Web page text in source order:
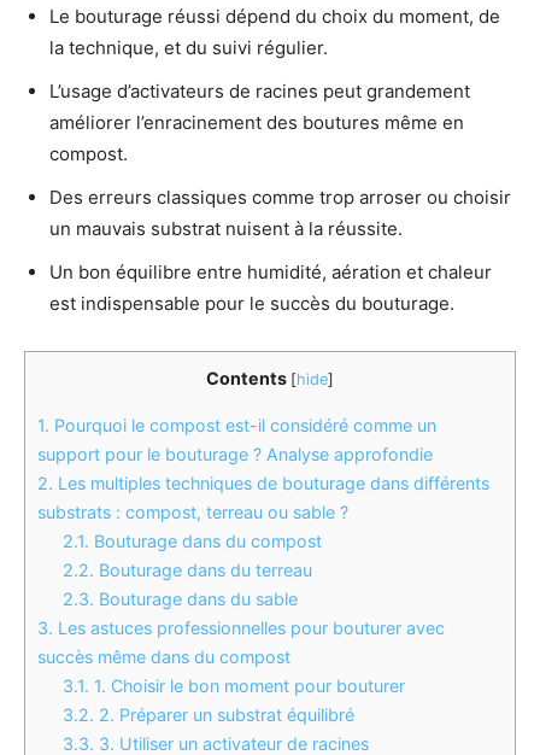
Le bouturage réussi dépend du choix du moment, de
la technique, et du suivi régulier.
L’usage d’activateurs de racines peut grandement
améliorer l’enracinement des boutures même en
compost.
Des erreurs classiques comme trop arroser ou choisir
un mauvais substrat nuisent à la réussite.
Un bon équilibre entre humidité, aération et chaleur
est indispensable pour le succès du bouturage.
Contents [hide]
1. Pourquoi le compost est-il considéré comme un
support pour le bouturage ? Analyse approfondie
2. Les multiples techniques de bouturage dans différents
substrats : compost, terreau ou sable ?
2.1. Bouturage dans du compost
2.2. Bouturage dans du terreau
2.3. Bouturage dans du sable
3. Les astuces professionnelles pour bouturer avec
succès même dans du compost
3.1. 1. Choisir le bon moment pour bouturer
3.2. 2. Préparer un substrat équilibré
3.3. 3. Utiliser un activateur de racines